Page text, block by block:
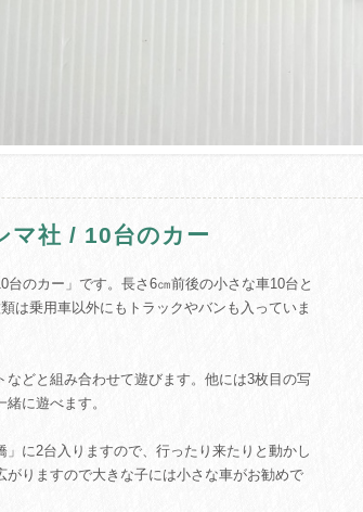
マ社 / 10台のカー
台のカー」です。長さ6㎝前後の小さな車10台と
は乗用車以外にもトラックやバンも入っていま
などと組み合わせて遊びます。他には3枚目の写
に遊べます。
」に2台入りますので、行ったり来たりと動かし
がりますので大きな子には小さな車がお勧めで